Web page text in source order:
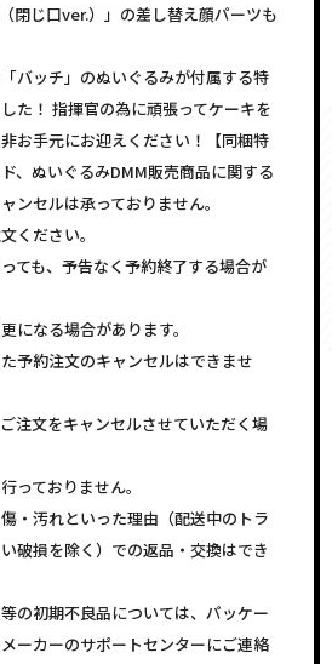
閉じ口ver.）」の差し替え顔パーツも
バッチ」のぬいぐるみが付属する特
た！ 指揮官の為に頑張ってケーキを
お手元にお迎えください！【同梱特
、ぬいぐるみDMM販売商品に関する
ンセルは承っておりません。
ください。
ても、予告なく予約終了する場合が
になる場合があります。
予約注文のキャンセルはできませ
注文をキャンセルさせていただく場
っておりません。
・汚れといった理由（配送中のトラ
破損を除く）での返品・交換はでき
の初期不良品については、パッケー
ーカーのサポートセンターにご連絡